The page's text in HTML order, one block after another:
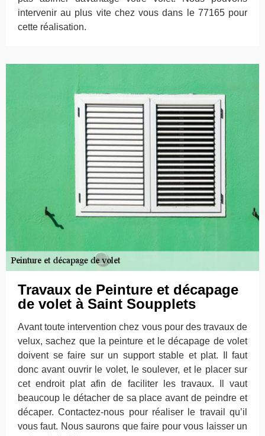
intervenir au plus vite chez vous dans le 77165 pour
cette réalisation.
Travaux de Peinture et décapage
de volet à Saint Soupplets
Avant toute intervention chez vous pour des travaux de
velux, sachez que la peinture et le décapage de volet
doivent se faire sur un support stable et plat. Il faut
donc avant ouvrir le volet, le soulever, et le placer sur
cet endroit plat afin de faciliter les travaux. Il vaut
beaucoup le détacher de sa place avant de peindre et
décaper. Contactez-nous pour réaliser le travail qu’il
vous faut. Nous saurons que faire pour vous laisser un